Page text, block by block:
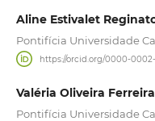
Aline Estivalet
Pontifícia Universidade
https://orcid.org/0000-
Valéria Oliveira Ferreira
Pontifícia Universidade